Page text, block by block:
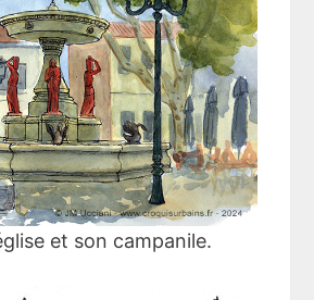
et son campanile.